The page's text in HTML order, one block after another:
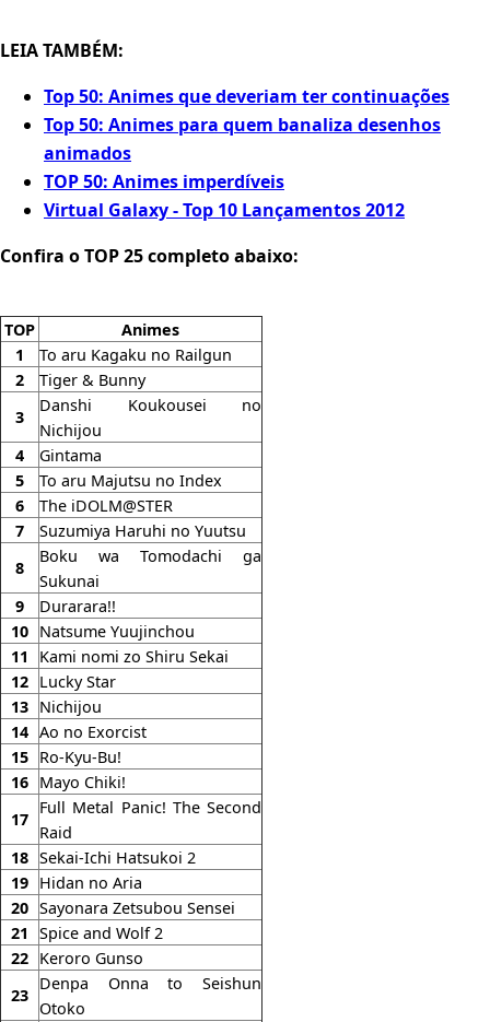
LEIA TAMBÉM:
Top 50: Animes que deveriam ter continuações
Top 50: Animes para quem banaliza desenhos
animados
TOP 50: Animes imperdíveis
Virtual Galaxy - Top 10 Lançamentos 2012
Confira o TOP 25 completo abaixo:
TOP
Animes
1
To aru Kagaku no Railgun
2
Tiger & Bunny
3
Danshi Koukousei no
Nichijou
4
Gintama
5
To aru Majutsu no Index
6
The iDOLM@STER
7
Suzumiya Haruhi no Yuutsu
8
Boku wa Tomodachi ga
Sukunai
9
Durarara!!
10 Natsume Yuujinchou
11
Kami nomi zo Shiru Sekai
12 Lucky Star
13 Nichijou
14 Ao no Exorcist
15 Ro-Kyu-Bu!
16 Mayo Chiki!
17
Full Metal Panic! The Second
Raid
18 Sekai-Ichi Hatsukoi 2
19 Hidan no Aria
20 Sayonara Zetsubou Sensei
21
Spice and Wolf 2
22 Keroro Gunso
23
Denpa Onna to Seishun
Otoko